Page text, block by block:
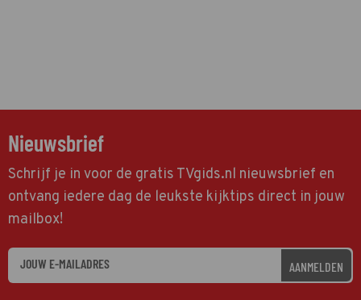
Nieuwsbrief
Schrijf je in voor de gratis TVgids.nl nieuwsbrief en
ontvang iedere dag de leukste kijktips direct in jouw
mailbox!
AANMELDEN